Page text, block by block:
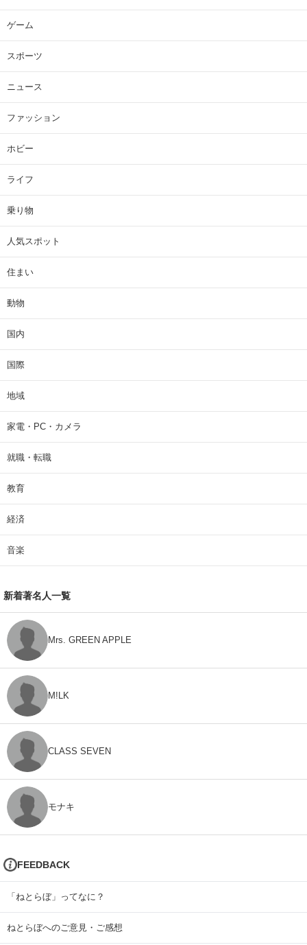
ゲーム
スポーツ
ニュース
ファッション
ホビー
ライフ
乗り物
人気スポット
住まい
動物
国内
国際
地域
家電・PC・カメラ
就職・転職
教育
経済
音楽
新着著名人一覧
Mrs. GREEN APPLE
M!LK
CLASS SEVEN
モナキ
FEEDBACK
「ねとらぼ」ってなに？
ねとらぼへのご意見・ご感想